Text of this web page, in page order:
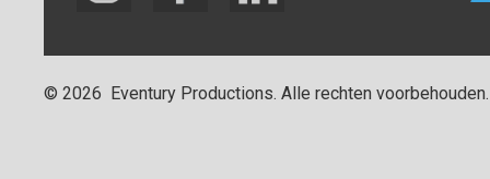
© 2026 Eventury Productions. Alle rechten voorbehouden.